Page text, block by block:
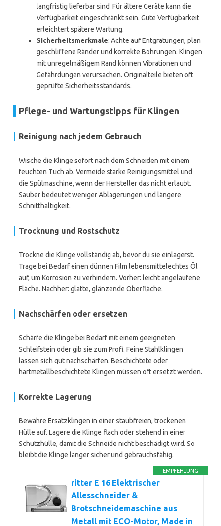
langfristig lieferbar sind. Für ältere Geräte kann die
Verfügbarkeit eingeschränkt sein. Gute Verfügbarkeit
erleichtert spätere Wartung.
Sicherheitsmerkmale: Achte auf Entgratungen, plan
geschliffene Ränder und korrekte Bohrungen. Klingen
mit unregelmäßigem Rand können Vibrationen und
Gefährdungen verursachen. Originalteile bieten oft
geprüfte Sicherheitsstandards.
Pflege- und Wartungstipps für Klingen
Reinigung nach jedem Gebrauch
Wische die Klinge sofort nach dem Schneiden mit einem
feuchten Tuch ab. Vermeide starke Reinigungsmittel und
die Spülmaschine, wenn der Hersteller das nicht erlaubt.
Sauber bedeutet weniger Ablagerungen und längere
Schnitthaltigkeit.
Trocknung und Rostschutz
Trockne die Klinge vollständig ab, bevor du sie einlagerst.
Trage bei Bedarf einen dünnen Film lebensmittelechtes Öl
auf, um Korrosion zu verhindern. Vorher: leicht angelaufene
Fläche. Nachher: glatte, glänzende Oberfläche.
Nachschärfen oder ersetzen
Schärfe die Klinge bei Bedarf mit einem geeigneten
Schleifstein oder gib sie zum Profi. Feine Stahlklingen
lassen sich gut nachschärfen. Beschichtete oder
hartmetallbeschichtete Klingen müssen oft ersetzt werden.
Korrekte Lagerung
Bewahre Ersatzklingen in einer staubfreien, trockenen
Hülle auf. Lagere die Klinge flach oder stehend in einer
Schutzhülle, damit die Schneide nicht beschädigt wird. So
bleibt die Klinge länger sicher und gebrauchsfähig.
EMPFEHLUNG
ritter E 16 Elektrischer
Allesschneider &
Brotschneidemaschine aus
Metall mit ECO-Motor, Made in